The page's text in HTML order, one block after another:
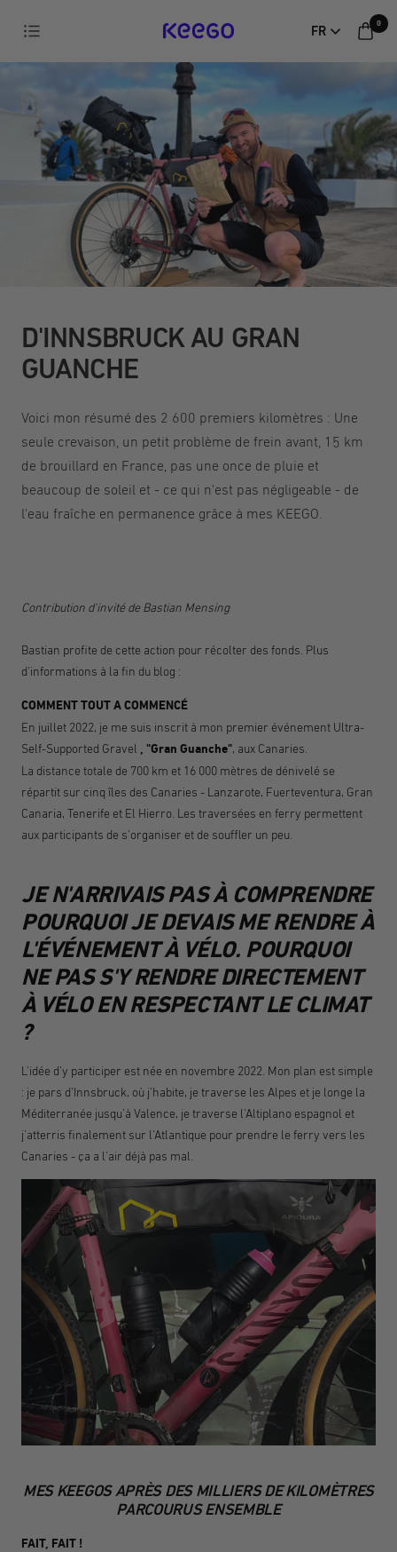
directement
Navigation FR
0
D'INNSBRUCK AU GRAN
GUANCHE
Voici mon résumé des 2 600 premiers kilomètres : Une
seule crevaison, un petit problème de frein avant, 15 km
de brouillard en France, pas une once de pluie et
beaucoup de soleil et - ce qui n'est pas négligeable - de
l'eau fraîche en permanence grâce à mes KEEGO.
Contribution d'invité de Bastian Mensing
Bastian profite de cette action pour récolter des fonds. Plus
d'informations à la fin du blog :
COMMENT TOUT A COMMENCÉ
En juillet 2022, je me suis inscrit à mon premier événement Ultra-
Self-Supported Gravel , "Gran Guanche", aux Canaries.
La distance totale de 700 km et 16 000 mètres de dénivelé se
répartit sur cinq îles des Canaries - Lanzarote, Fuerteventura, Gran
Canaria, Tenerife et El Hierro. Les traversées en ferry permettent
aux participants de s'organiser et de souffler un peu.
JE N'ARRIVAIS PAS À COMPRENDRE
POURQUOI JE DEVAIS ME RENDRE À
L'ÉVÉNEMENT À VÉLO. POURQUOI
NE PAS S'Y RENDRE DIRECTEMENT
À VÉLO EN RESPECTANT LE CLIMAT
?
L'idée d'y participer est née en novembre 2022. Mon plan est simple
: je pars d'Innsbruck, où j'habite, je traverse les Alpes et je longe la
Méditerranée jusqu'à Valence, je traverse l'Altiplano espagnol et
j'atterris finalement sur l'Atlantique pour prendre le ferry vers les
Canaries - ça a l'air déjà pas mal.
MES KEEGOS APRÈS DES MILLIERS DE KILOMÈTRES
PARCOURUS ENSEMBLE
FAIT, FAIT !